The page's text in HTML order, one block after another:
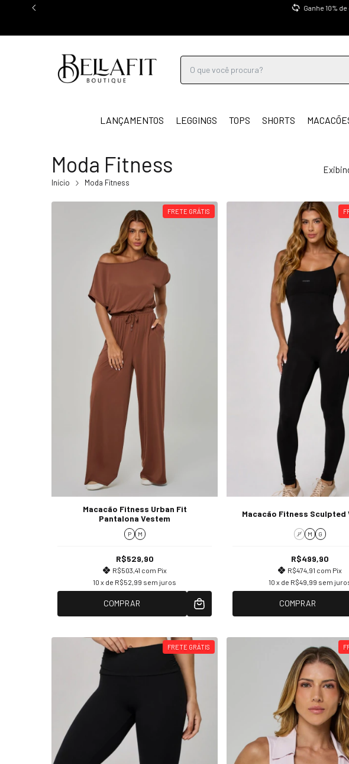
LANÇAMENTOS LEGGINGS TOPS SHORTS
Moda Fitness
Início Moda Fitness
FRETE GRÁTIS
Macacão Fitness Urban Fit
Pantalona Vestem
P M
R$529,90
R$503,41 com Pix
10 x de R$52,99 sem juros
COMPRAR
Macacão Fitness Sculpted
P M G
R$499,90
R$474,91 com Pix
10 x de R$49,99 sem
COMPRAR
FRETE GRÁTIS